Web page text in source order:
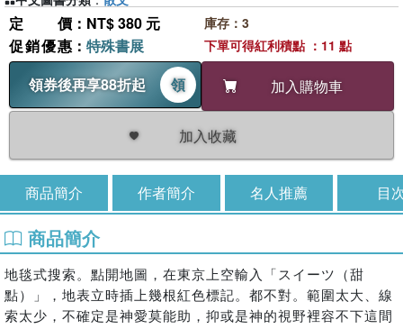
定價 ：NT$ 380 元
促銷優惠 ： 特殊書展
領券後再享88折起
領 加入購物車
加入收藏
庫存：3
下單可得紅利積點 ：11 點
商品簡介 作者簡介 名人推薦 目
商品簡介
地毯式搜索。點開地圖，在東京上空輸入「スイーツ（甜
點）」，地表立時插上幾根紅色標記。都不對。範圍太大、線
索太少，不確定是神愛莫能助，抑或是神的視野裡容不下這間